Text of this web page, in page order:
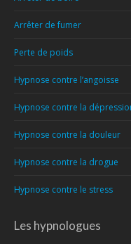
Arrêter de fumer
Perte de poids
Hypnose contre l’angoisse
Hypnose contre la
Hypnose contre la douleur
Hypnose contre la drogue
Hypnose contre le stress
Les hypnologues